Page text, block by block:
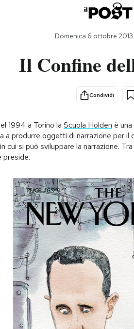
Domenica 6 ottobre 2013
Il Confine
Condividi
1994 a Torino la Scuola Holden è
a produrre oggetti di narrazione per
cui si può sviluppare la narrazione.
preside.